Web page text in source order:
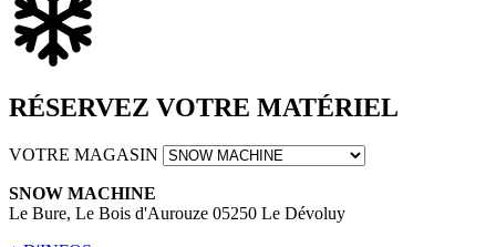
RÉSERVEZ VOTRE MATÉRIEL
VOTRE MAGASIN
SNOW MACHINE
Le Bure, Le Bois d'Aurouze 05250 Le Dévoluy